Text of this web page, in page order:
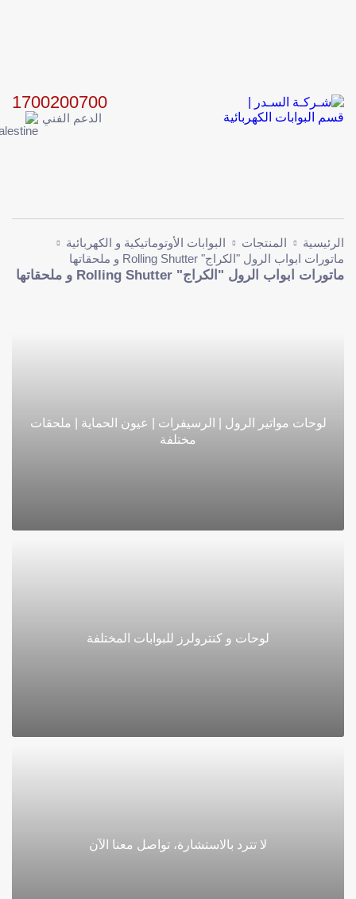
1700200700
الدعم الفني
الرئيسية المنتجات
البوابات الأوتوماتيكية و الكهربائية
ماتورات ابواب الرول "الكراج" Rolling Shutter و ملحقاتها
ماتورات ابواب الرول "الكراج" Rolling Shutter و ملحقاتها
لوحات مواتير الرول | الرسيفرات | عيون الحماية | ملحقات
مختلفة
لوحات و كنترولرز للبوابات المختلفة
لا تترد بالاستشارة، تواصل معنا الآن